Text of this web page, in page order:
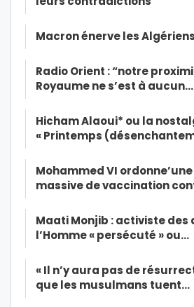
Macron énerve les Algériens
Radio Orient : “notre
Royaume ne s’est à aucun…
Hicham Alaoui* ou la
« Printemps
Mohammed VI
massive de vaccination
Maati Monjib : activiste des
l’Homme « persécuté » ou…
« Il n’y aura pas de
que les musulmans tuent…